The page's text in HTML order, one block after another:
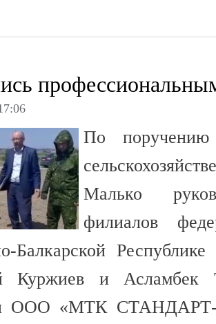
По поручению
Малько
филиалов
Балкарской
Куржиев и Асламбек
ООО «МТК СТАНДАРТ-